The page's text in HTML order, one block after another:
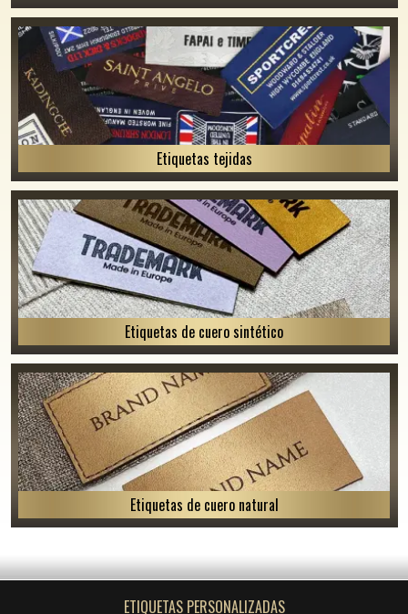
Etiquetas tejidas
Etiquetas de cuero sintético
Etiquetas de cuero natural
ETIQUETAS PERSONALIZADAS